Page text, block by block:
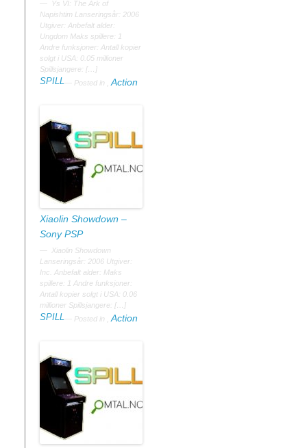
Ys VI: The Ark of
Napishtim Lanseringsår: 2006
Utgiver: Anbefalt alder:
Ungdom Maks spillere: 1
Andre funksjoner: Antall kopier
solgt i USA: 0.05 millioner
Spillsjangere: […]
Posted in
SPILL Action
Xiaolin Showdown –
Sony PSP
Xiaolin Showdown
Lanseringsår: 2006 Utgiver:
Inc. Anbefalt alder: Maks
spillere: 1 Andre funksjoner:
Antall kopier solgt i USA: 0.06
millioner Spillsjangere: […]
Posted in
SPILL Action